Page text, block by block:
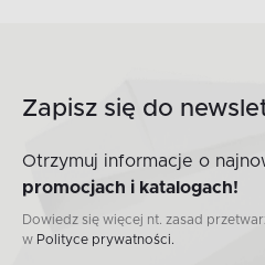
Zapisz się do
Otrzymuj informacje o
promocjach i katalogach!
Dowiedz się więcej nt. zasad
w Polityce prywatności.